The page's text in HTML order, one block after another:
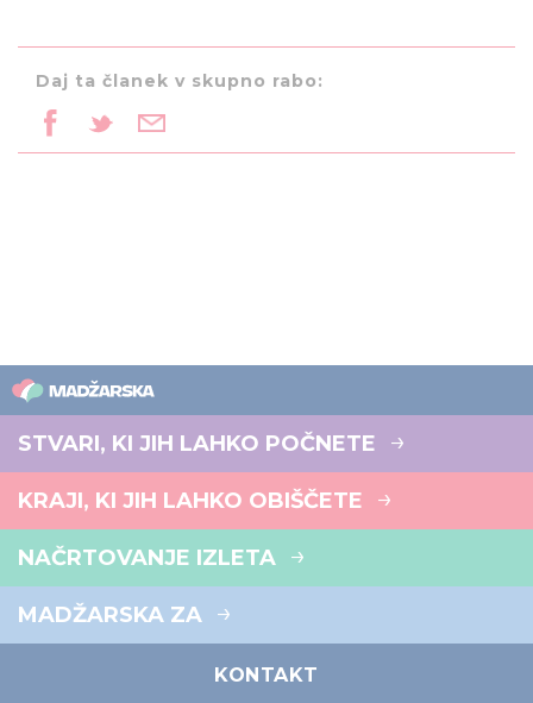
Daj ta članek v skupno rabo:
STVARI, KI JIH LAHKO POČNETE
KRAJI, KI JIH LAHKO OBIŠČETE
NAČRTOVANJE IZLETA
MADŽARSKA ZA
KONTAKT